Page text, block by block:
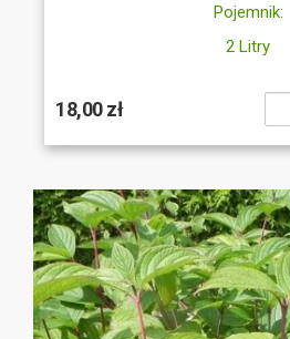
Pojemnik:
2 Litry
18,00 zł